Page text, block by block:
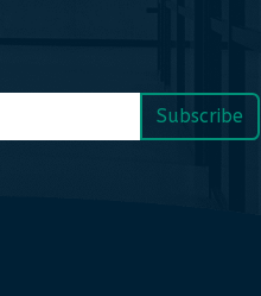
Subscribe